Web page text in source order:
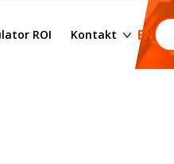
ROI Kontakt
Formularz
Zostań
EN